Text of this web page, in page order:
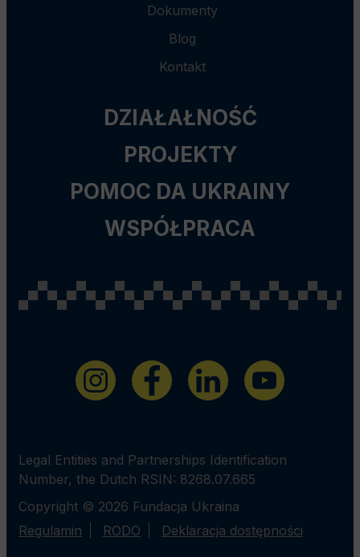
Dokumenty
Blog
Kontakt
DZIAŁAŁNOŚĆ
PROJEKTY
POMOC DA UKRAINY
WSPÓŁPRACA
Legal Entities and Partnerships Identification
Number, the Dutch RSIN: 8268.07.665
Copyright © 2026 Fundacja Ukraina
Regulamin
RODO Deklaracja dostępności